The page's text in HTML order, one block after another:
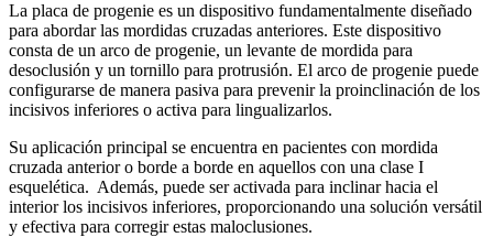
La placa de progenie es un dispositivo fundamentalmente diseñado
para abordar las mordidas cruzadas anteriores. Este dispositivo
consta de un arco de progenie, un levante de mordida para
desoclusión y un tornillo para protrusión. El arco de progenie puede
configurarse de manera pasiva para prevenir la proinclinación de los
incisivos inferiores o activa para lingualizarlos.
Su aplicación principal se encuentra en pacientes con mordida
cruzada anterior o borde a borde en aquellos con una clase I
esquelética. Además, puede ser activada para inclinar hacia el
interior los incisivos inferiores, proporcionando una solución versátil
y efectiva para corregir estas maloclusiones.